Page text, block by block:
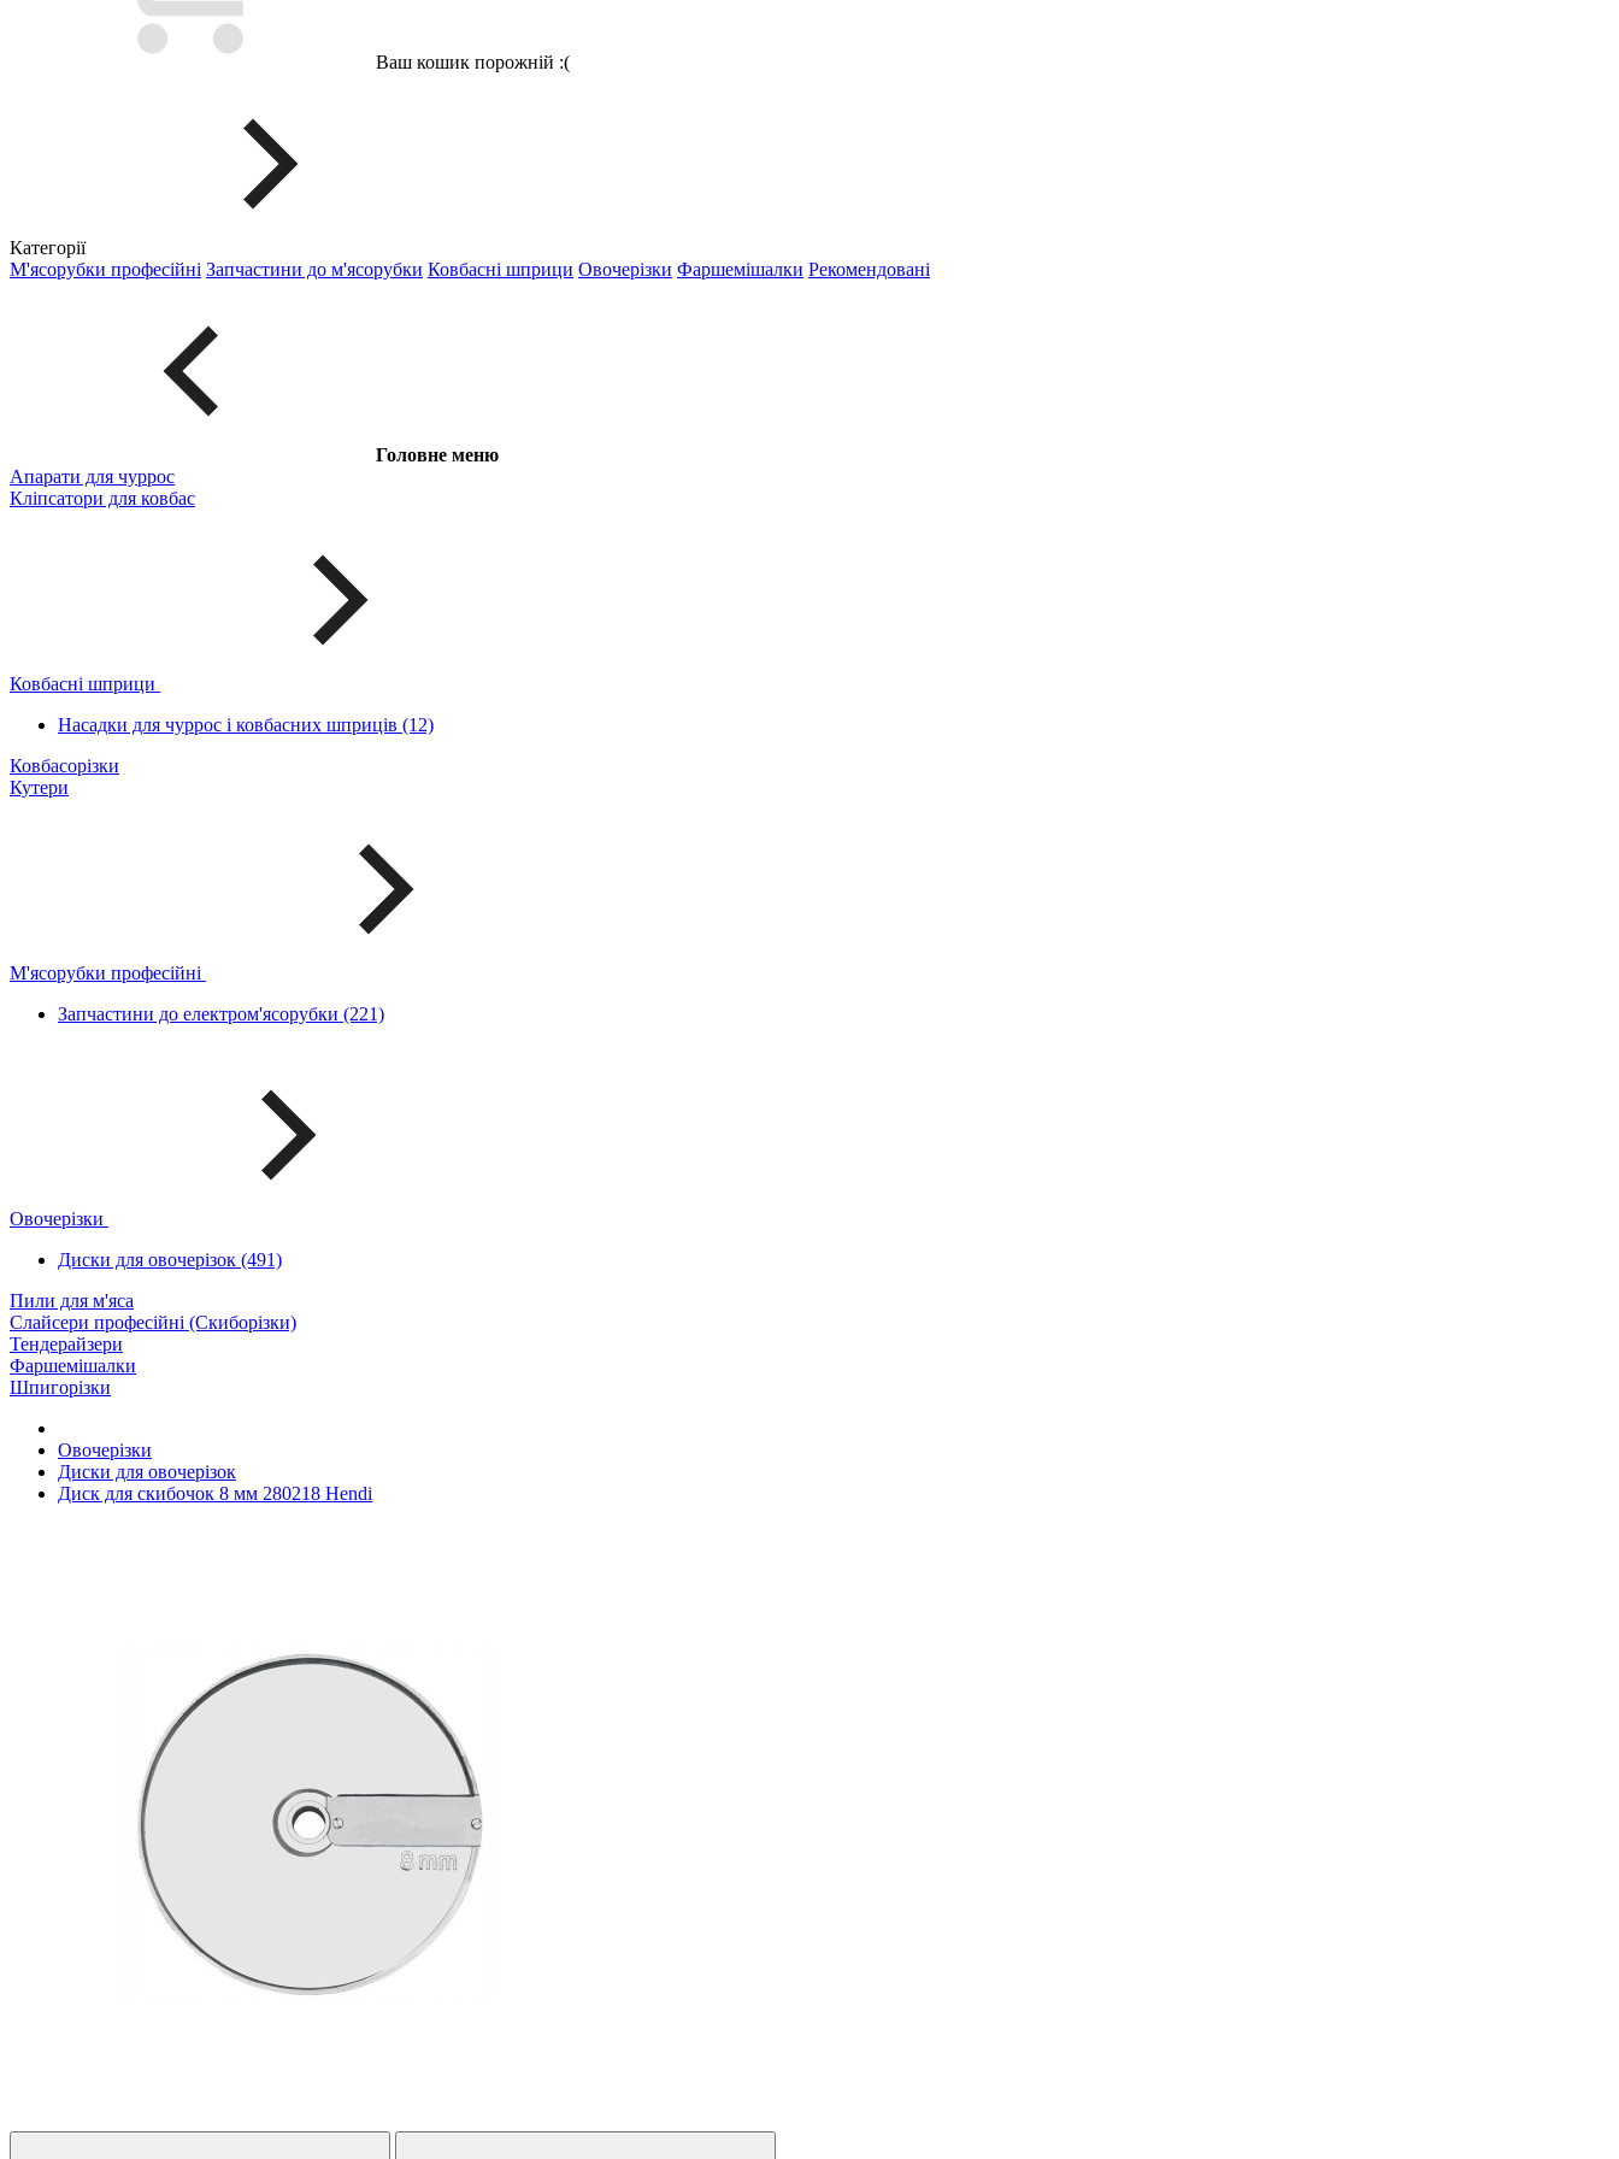
Ваш кошик порожній :(
Категорії
М'ясорубки професійні Запчастини до м'ясорубки Ковбасні шприци Овочерізки Фаршемішалки Рекомендовані
Головне меню
Апарати для чуррос
Кліпсатори для ковбас
Ковбасні шприци
Насадки для чуррос і ковбасних шприців (12)
Ковбасорізки
Кутери
М'ясорубки професійні
Запчастини до електром'ясорубки (221)
Овочерізки
Диски для овочерізок (491)
Пили для м'яса
Слайсери професійні (Скиборізки)
Тендерайзери
Фаршемішалки
Шпигорізки
Овочерізки
Диски для овочерізок
Диск для скибочок 8 мм 280218 Hendi